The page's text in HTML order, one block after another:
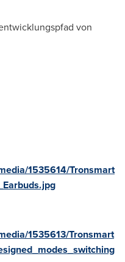
von
1535614/Tronsmart
1535613/Tronsmart